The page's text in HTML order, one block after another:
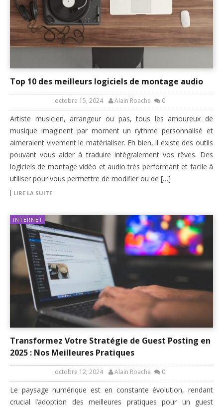
Top 10 des meilleurs logiciels de montage audio
octobre 15, 2024 Alain Roache 0
Artiste musicien, arrangeur ou pas, tous les amoureux de
musique imaginent par moment un rythme personnalisé et
aimeraient vivement le matérialiser. Eh bien, il existe des outils
pouvant vous aider à traduire intégralement vos rêves. Des
logiciels de montage vidéo et audio très performant et facile à
utiliser pour vous permettre de modifier ou de […]
LIRE LA SUITE
INTERNET
Transformez Votre Stratégie de Guest Posting en
2025 : Nos Meilleures Pratiques
octobre 12, 2024 Alain Roache 0
Le paysage numérique est en constante évolution, rendant
crucial l’adoption des meilleures pratiques pour un guest